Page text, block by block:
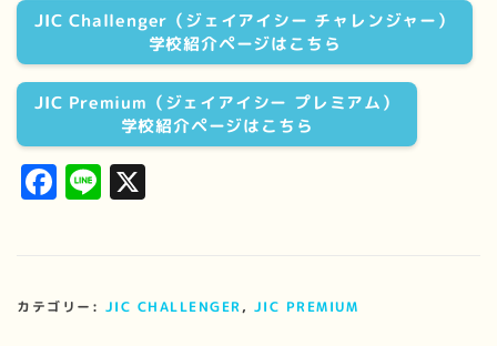
JIC Challenger（ジェイアイシー チャレンジャー）
学校紹介ページはこちら
JIC Premium（ジェイアイシー プレミアム）
学校紹介ページはこちら
Facebook
Line
カテゴリー: JIC CHALLENGER , JIC PREMIUM